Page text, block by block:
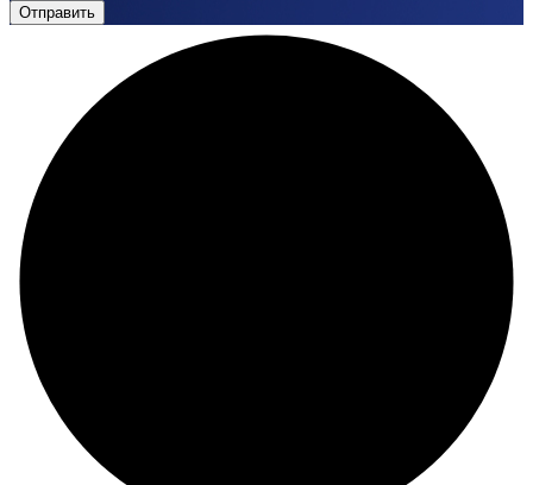
Отправить